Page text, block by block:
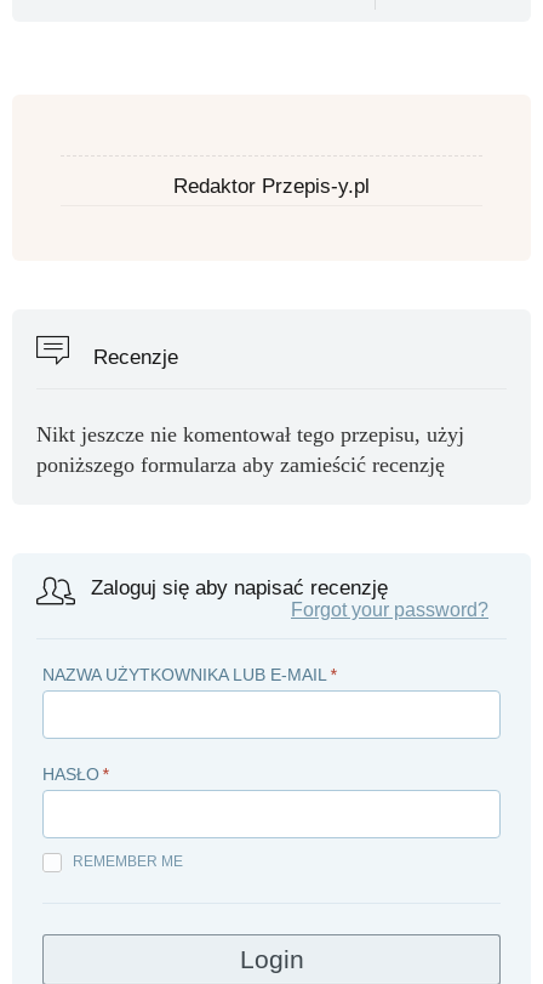
Redaktor Przepis-y.pl
Recenzje
Nikt jeszcze nie komentował tego przepisu, użyj
poniższego formularza aby zamieścić recenzję
Zaloguj się aby napisać recenzję
Forgot your password?
NAZWA UŻYTKOWNIKA LUB E-MAIL *
HASŁO *
REMEMBER ME